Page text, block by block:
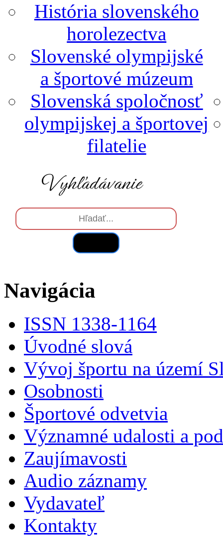
História slovenského
horolezectva
Slovenské olympijské
a športové múzeum
Slovenská spoločnosť
olympijskej a športovej
filatelie
Navigácia
ISSN 1338-1164
Úvodné slová
Vývoj športu na území
Osobnosti
Športové odvetvia
Významné udalosti a
Zaujímavosti
Audio záznamy
Vydavateľ
Kontakty